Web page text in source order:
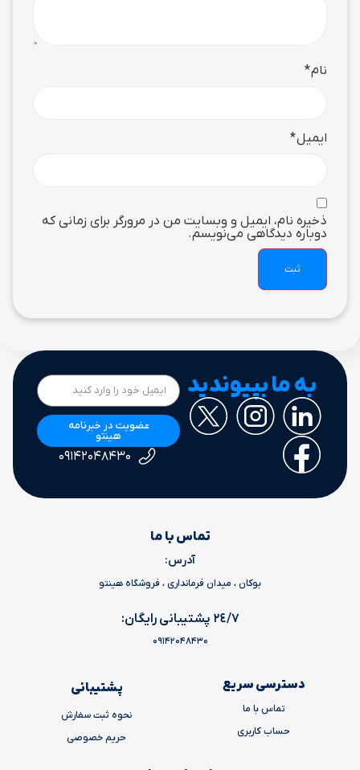
نام*
ایمیل*
ذخیره نام، ایمیل و وبسایت من در مرورگر برای زمانی که
دوباره دیدگاهی می‌نویسم.
به ما بپیوندید
عضویت در خبرنامه
هینتو
۰۹۱۴۲۰۴۸۴۳۰
تماس با ما
آدرس:
بوکان ، میدان فرمانداری ، فروشگاه هینتو
٢٤/٧ پشتیبانی رایگان:
09142048430
دسترسی سریع
تماس با ما
حساب کاربری
پشتیبانی
نحوه ثبت سفارش
حریم خصوصی